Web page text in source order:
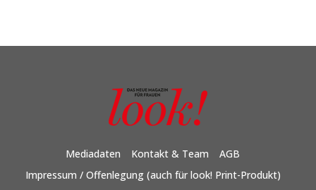
Mediadaten Kontakt & Team
AGB
Impressum / Offenlegung (auch für look! Print-Produkt)